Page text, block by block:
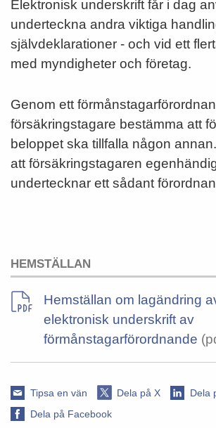
Elektronisk underskrift får i dag
underteckna andra viktiga
självdeklarationer - och vid ett
med myndigheter och företag.
Genom ett
försäkringstagare bestämma att
beloppet ska tillfalla någon
att försäkringstagaren
undertecknar ett sådant
HEMSTÄLLAN
Hemställan om lagändring
elektronisk underskrift av
förmånstagarförordnande
Tipsa en vän Dela på X
Dela
Dela på Facebook